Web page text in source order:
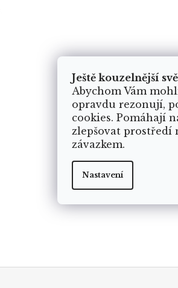
Ještě kouzelnější
Abychom Vám
opravdu rezonují,
cookies. Pomáhají
zlepšovat prostředí
závazkem.
Nastavení